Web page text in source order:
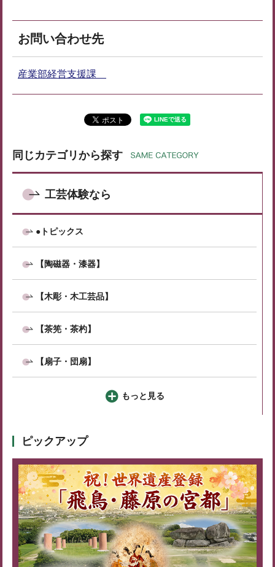
お問い合わせ先
産業部経営支援課
同じカテゴリから探す
工芸体験なら
●トピックス
【陶磁器・漆器】
【木彫・木工芸品】
【茶筅・茶杓】
【扇子・団扇】
もっと見る
ピックアップ